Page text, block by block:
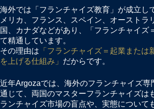
海外では「フランチャイズ教育」が成立し
メリカ、フランス、スペイン、オーストラ
国、カナダなどがあり、「フランチャイズ
て精通しています。
その理由は 「フランチャイズ＝起業または
を上げる仕組み」 だからです。
近年Argozaでは、海外のフランチャイズ専
通じて、両国のマスターフランチャイズは
ランチャイズ市場の盲点や、実態について